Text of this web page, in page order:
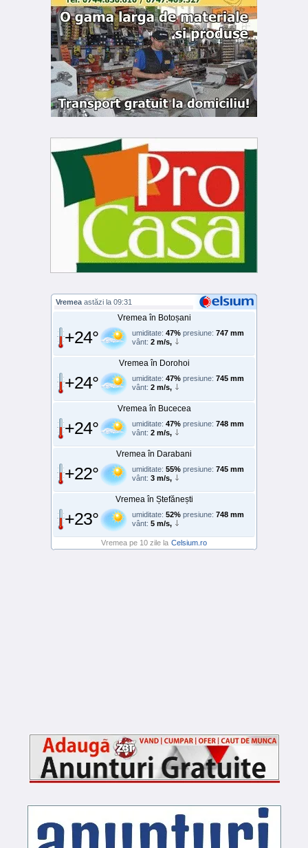
Vremea astăzi la 09:31
Vremea în Botoșani
+24° umiditate: 47% presiune: 747 mm
vânt: 2 m/s,
Vremea în Dorohoi
+24° umiditate: 47% presiune: 745 mm
vânt: 2 m/s,
Vremea în Bucecea
+24° umiditate: 47% presiune: 748 mm
vânt: 2 m/s,
Vremea în Darabani
+22° umiditate: 55% presiune: 745 mm
vânt: 3 m/s,
Vremea în Ștefănești
+23° umiditate: 52% presiune: 748 mm
vânt: 5 m/s,
Vremea pe 10 zile la Celsium.ro